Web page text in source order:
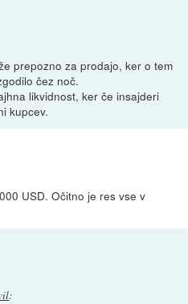
prepozno za prodajo, ker o tem
čez noč.
likvidnost, ker če insajderi
kupcev.
USD. Očitno je res vse v
: